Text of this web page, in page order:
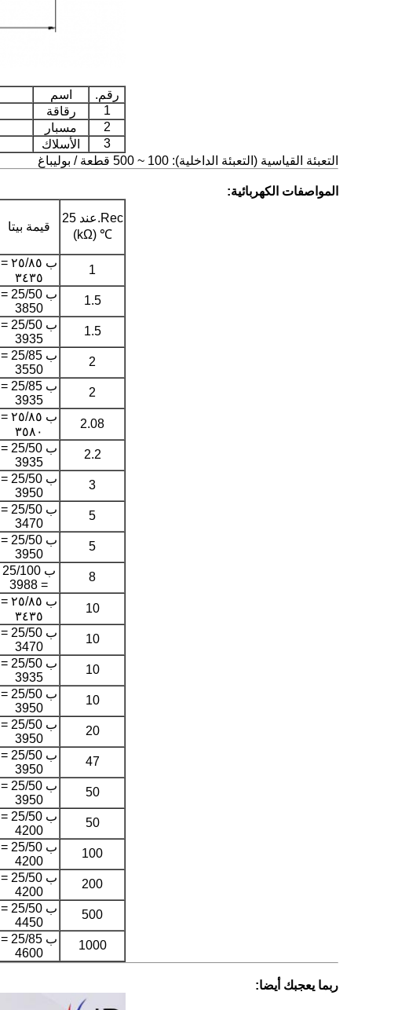
رقم. اسم
1
رقاقة
2
مسبار
3
الأسلاك
التعبئة القياسية (التعبئة الداخلية): 100 ~ 500 قطعة / بوليباغ
المواصفات الكهربائية:
Rec.عند 25
℃ (kΩ)
قيمة بيتا
1
ب ٢٥/٨٥ =
٣٤٣٥
1.5
ب 25/50 =
3850
1.5
ب 25/50 =
3935
2
ب 25/85 =
3550
2
ب 25/85 =
3935
2.08
ب ٢٥/٨٥ =
٣٥٨٠
2.2
ب 25/50 =
3935
3
ب 25/50 =
3950
5
ب 25/50 =
3470
5
ب 25/50 =
3950
8
ب 25/100
= 3988
10
ب ٢٥/٨٥ =
٣٤٣٥
10
ب 25/50 =
3470
10
ب 25/50 =
3935
10
ب 25/50 =
3950
20
ب 25/50 =
3950
47
ب 25/50 =
3950
50
ب 25/50 =
3950
50
ب 25/50 =
4200
100
ب 25/50 =
4200
200
ب 25/50 =
4200
500
ب 25/50 =
4450
1000
ب 25/85 =
4600
ربما يعجبك أيضا: